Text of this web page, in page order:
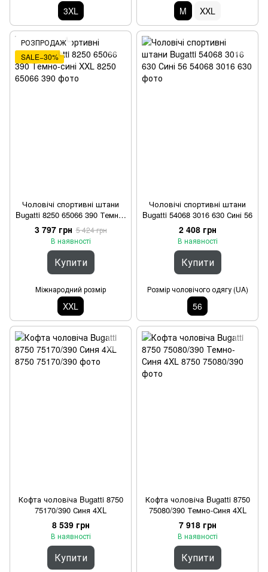
3XL M XXL
РОЗПРОДАЖ
SALE−30%
Чоловічі спортивні штани
Bugatti 8250 65066 390 Темно-
сині XXL
3 797 грн 5 424 грн
В наявності
Купити
Міжнародний розмір
XXL
Чоловічі спортивні штани
Bugatti 54068 3016 630 Сині 56
2 408 грн
В наявності
Купити
Розмір чоловічого одягу (UA)
56
Кофта чоловіча Bugatti 8750
75170/390 Синя 4XL
8 539 грн
В наявності
Купити
Кофта чоловіча Bugatti 8750
75080/390 Темно-Синя 4XL
7 918 грн
В наявності
Купити